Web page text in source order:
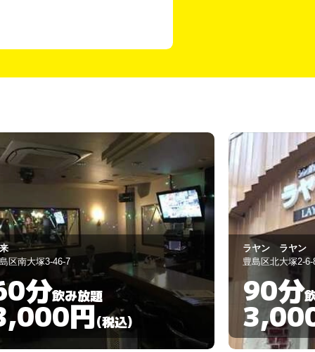
ン ラヤン
区北大塚2-6-8
分飲み放題
円(税込)
紅葉
豊島区南大塚3-
60分